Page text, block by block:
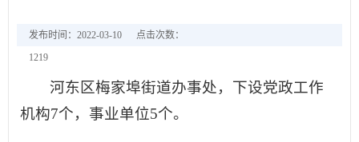
发布时间：2022-03-10
点击次数：
1219
河东区梅家埠街道办事处，下设党政工作
机构7个，事业单位5个。